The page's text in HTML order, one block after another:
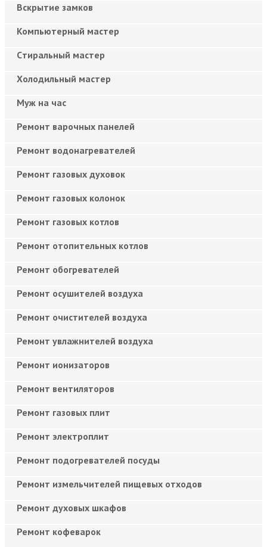
Вскрытие замков
Компьютерный мастер
Cтиральный мастер
Холодильный мастер
Муж на час
Ремонт варочных панелей
Ремонт водонагревателей
Ремонт газовых духовок
Ремонт газовых колонок
Ремонт газовых котлов
Ремонт отопительных котлов
Ремонт обогревателей
Ремонт осушителей воздуха
Ремонт очистителей воздуха
Ремонт увлажнителей воздуха
Ремонт ионизаторов
Ремонт вентиляторов
Ремонт газовых плит
Ремонт электроплит
Ремонт подогревателей посуды
Ремонт измельчителей пищевых отходов
Ремонт духовых шкафов
Ремонт кофеварок